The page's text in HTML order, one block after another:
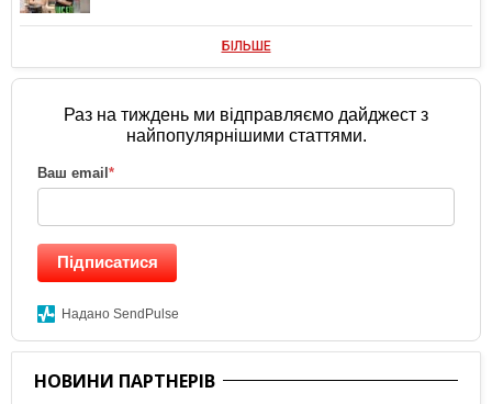
БІЛЬШЕ
Раз на тиждень ми відправляємо дайджест з
найпопулярнішими статтями.
Ваш email*
Підписатися
Надано SendPulse
НОВИНИ ПАРТНЕРІВ